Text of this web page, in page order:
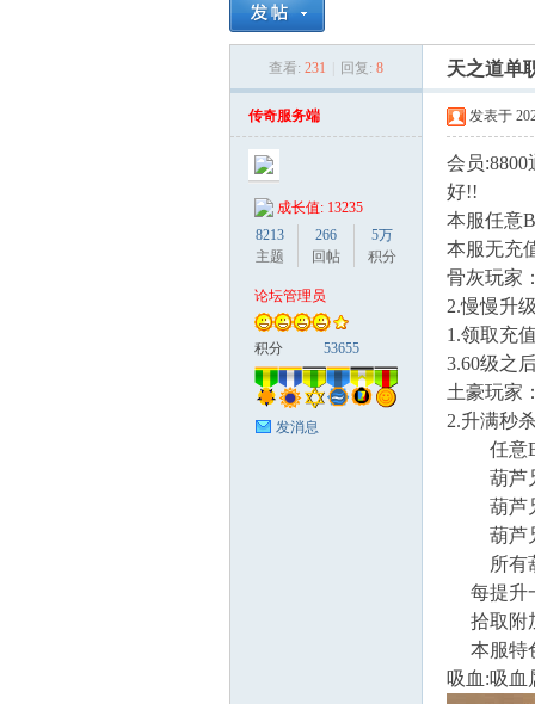
›
查看: 231 回复: 8 天之道单
传奇服务端
成长值: 13235
8213
主题
266
回帖
5万
积分
论坛管理员
积分 53655
发消息
发表于
会员
好!!
本服任意
本服无充
骨灰玩家
2.慢慢升
1.领取充
3.60级之
土豪玩家
2.升满秒
任意
葫芦兄
葫芦兄
葫芦兄
所有葫
每提升
拾取附
本服特
吸血:吸血